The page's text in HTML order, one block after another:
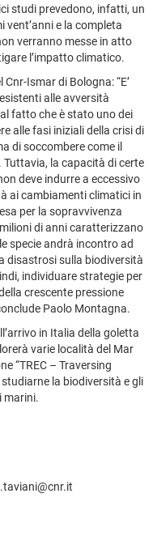
studi prevedono, infatti, un
vent’anni e la completa
verranno messe in atto
l’impatto climatico.
Ismar di Bologna: “E’
alle avversità
fatto che è stato uno dei
alle fasi iniziali della crisi di
di soccombere come il
la capacità di certe
deve indurre a eccessivo
ai cambiamenti climatici in
per la sopravvivenza
di anni caratterizzano
specie andrà incontro ad
disastrosi sulla biodiversità
individuare strategie per
crescente pressione
Paolo Montagna.
in Italia della goletta
varie località del Mar
“TREC – Traversing
studiarne la biodiversità e gli
marini.